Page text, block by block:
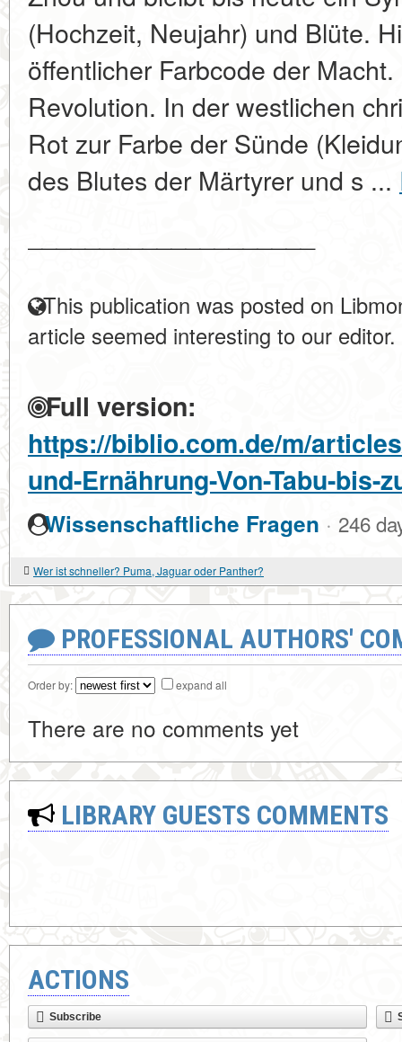
(Hochzeit, Neujahr) und Blüte.
öffentlicher Farbcode der
Revolution. In der westlichen
Rot zur Farbe der Sünde
des Blutes der Märtyrer und s ...
This publication was posted on
article seemed interesting to our editor.
Full version:
https://biblio.com.de/m/
und-Ernährung-Von-Tabu-bis-
Wissenschaftliche Fragen · 246
Wer ist schneller? Puma, Jaguar oder Panther?
PROFESSIONAL AUTHORS'
Order by: expand all
There are no comments yet
LIBRARY GUESTS COMMENTS
ACTIONS
Subscribe